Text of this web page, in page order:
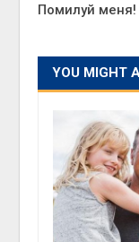
Помилуй меня!
YOU MIGHT